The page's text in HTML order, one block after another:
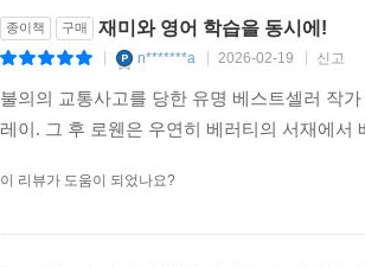
종이책 구매 재미와 영어 학습을 동시에!
n*******a 2026-02-19 신고
불의의 교통사고를 당한 유명 베스트셀러 작
레이. 그 후 로웬은 우연히 베러티의 서재에
이 리뷰가 도움이 되었나요?